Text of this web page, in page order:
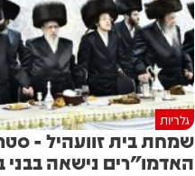
גלריות
שמחת בית זוועהיל -
האדמו"רים נישאה בבני